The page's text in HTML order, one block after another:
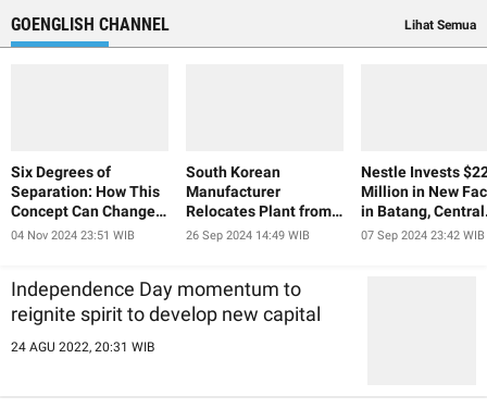
GOENGLISH CHANNEL Lihat Semua
Six Degrees of
Separation: How This
Concept Can Change
Our Lives and Help Us
04 Nov 2024 23:51 WIB
South Korean
Manufacturer
Relocates Plant from
China to Indonesia
26 Sep 2024 14:49 WIB
Nestle Invests
Million in New
in Batang, Central
Java
07 Sep 2024 23:42 WIB
Independence Day momentum to
reignite spirit to develop new capital
24 AGU 2022, 20:31 WIB